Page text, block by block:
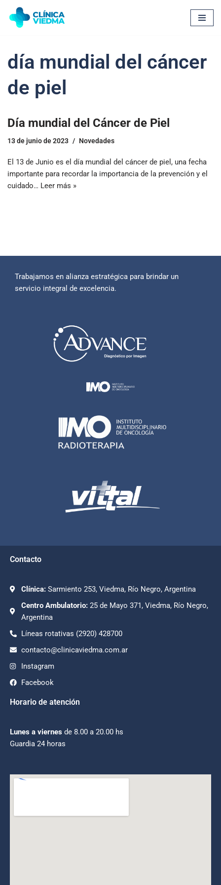
Saltar
día mundial del cáncer
de piel
Día mundial del Cáncer de Piel
13 de junio de 2023 Novedades
El 13 de Junio es el día mundial del cáncer de piel, una fecha
importante para recordar la importancia de la prevención y el
cuidado… Leer más »
Trabajamos en alianza estratégica para brindar un
servicio integral de excelencia.
Contacto
Clínica:Sarmiento 253, Viedma, Río Negro, Argentina
Centro Ambulatorio:25 de Mayo 371, Viedma, Río Negro,
Argentina
Líneas rotativas (2920) 428700
contacto@clinicaviedma.com.ar
Instagram
Facebook
Horario de atención
Lunes a viernes de 8.00 a 20.00 hs
Guardia 24 horas